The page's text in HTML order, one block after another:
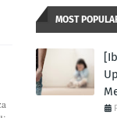
MOST